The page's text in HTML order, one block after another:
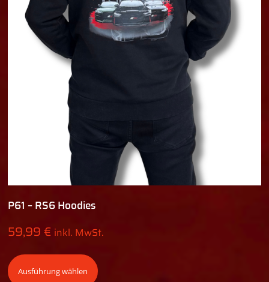
P61 – RS6 Hoodies
59,99€ inkl. MwSt.
Ausführung wählen